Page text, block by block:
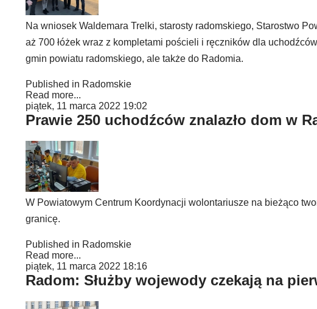
Na wniosek Waldemara Trelki, starosty radomskiego, Starostwo
aż 700 łóżek wraz z kompletami pościeli i ręczników dla
gmin powiatu radomskiego, ale także do Radomia.
Published in Radomskie
Read more...
piątek, 11 marca 2022 19:02
Prawie 250 uchodźców znalazło dom w
W Powiatowym Centrum Koordynacji wolontariusze na bieżąco
granicę.
Published in Radomskie
Read more...
piątek, 11 marca 2022 18:16
Radom: Służby wojewody czekają na